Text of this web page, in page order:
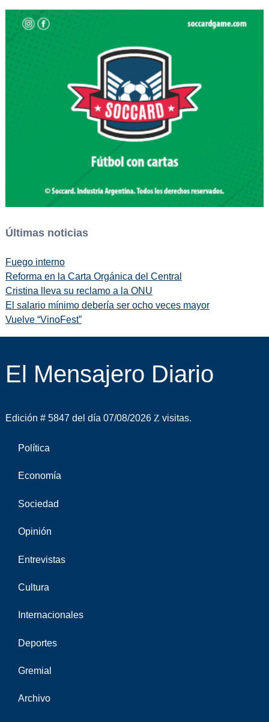
Últimas noticias
Fuego interno
Reforma en la Carta Orgánica del Central
Cristina lleva su reclamo a la ONU
El salario mínimo debería ser ocho veces mayor
Vuelve “VinoFest”
El Mensajero Diario
Edición # 5847 del día 07/08/2026 visitas.
Política
Economía
Sociedad
Opinión
Entrevistas
Cultura
Internacionales
Deportes
Gremial
Archivo